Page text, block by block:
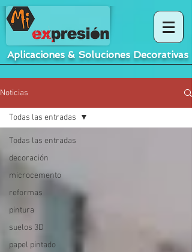
Aplicaciones & Soluciones Decorativas
Noticias
Todas las entradas
decoración
microcemento
reformas
pintura
suelos 3D
papel pintado
Todas las entradas